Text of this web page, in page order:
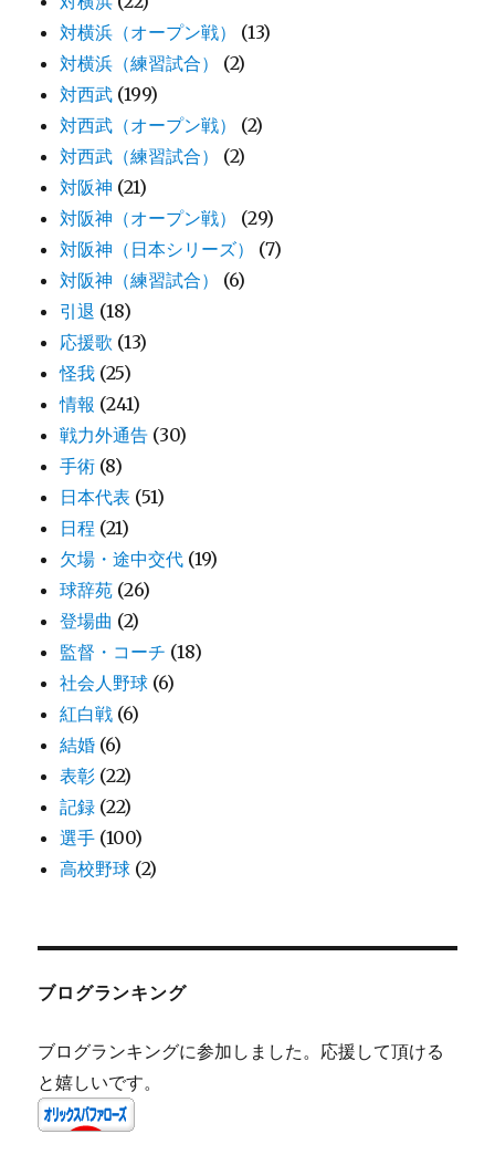
対横浜（オープン戦）
(13)
対横浜（練習試合）
(2)
対西武 (199)
対西武（オープン戦）
(2)
対西武（練習試合）
(2)
対阪神 (21)
対阪神（オープン戦）
(29)
対阪神（日本シリーズ）
(7)
対阪神（練習試合）
(6)
引退 (18)
応援歌 (13)
怪我 (25)
情報 (241)
戦力外通告 (30)
手術 (8)
日本代表 (51)
日程 (21)
欠場・途中交代 (19)
球辞苑 (26)
登場曲 (2)
監督・コーチ (18)
社会人野球 (6)
紅白戦 (6)
結婚 (6)
表彰 (22)
記録 (22)
選手 (100)
高校野球 (2)
ブログランキング
ブログランキングに参加しました。応援して頂ける
と嬉しいです。